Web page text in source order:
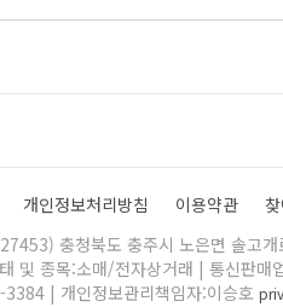
개인정보처리방침 이용약관
충청북도 충주시 노은면 솔고
및 종목:소매/전자상거래 | 통신판매
| 개인정보관리책임자:이승호